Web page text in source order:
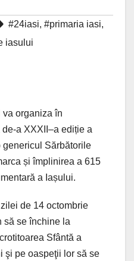
#24iasi, #primaria iasi,
iasului
organiza în
a XXXII–a ediție a
genericul Sărbătorile
și împlinirea a 615
a Iașului.
de 14 octombrie
să se închine la
Sfântă a
şi pe oaspeţii lor să se